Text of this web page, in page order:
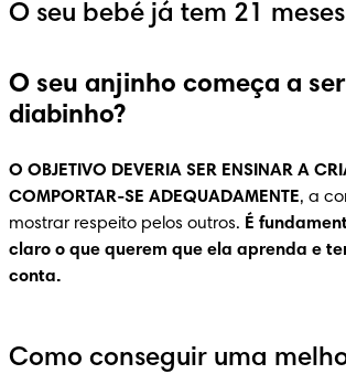
O seu bebé já tem 21 meses
O seu anjinho começa a
diabinho?
O OBJETIVO DEVERIA SER ENSINAR A
COMPORTAR-SE ADEQUADAMENTE, a
mostrar respeito pelos outros. É
claro o que querem que ela aprenda e
conta.
Como conseguir uma